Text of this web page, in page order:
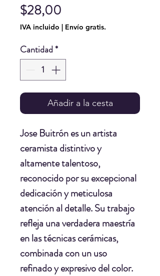
$28,00
IVA incluido | Envío gratis.
Cantidad*
Añadir a la cesta
Jose Buitrónes un artista
ceramista distintivo y
altamente talentoso,
reconocido por su excepcional
dedicación y meticulosa
atención al detalle. Su trabajo
refleja una verdadera maestría
en las técnicas cerámicas,
combinada con un uso
refinado y expresivo del color.